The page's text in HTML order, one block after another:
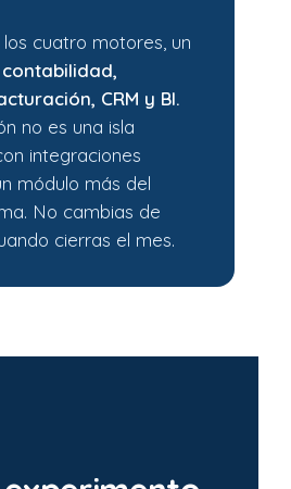
cuatro motores, un
contabilidad,
CRM y BI.
no es una isla
integraciones
módulo más del
No cambias de
cierras el mes.